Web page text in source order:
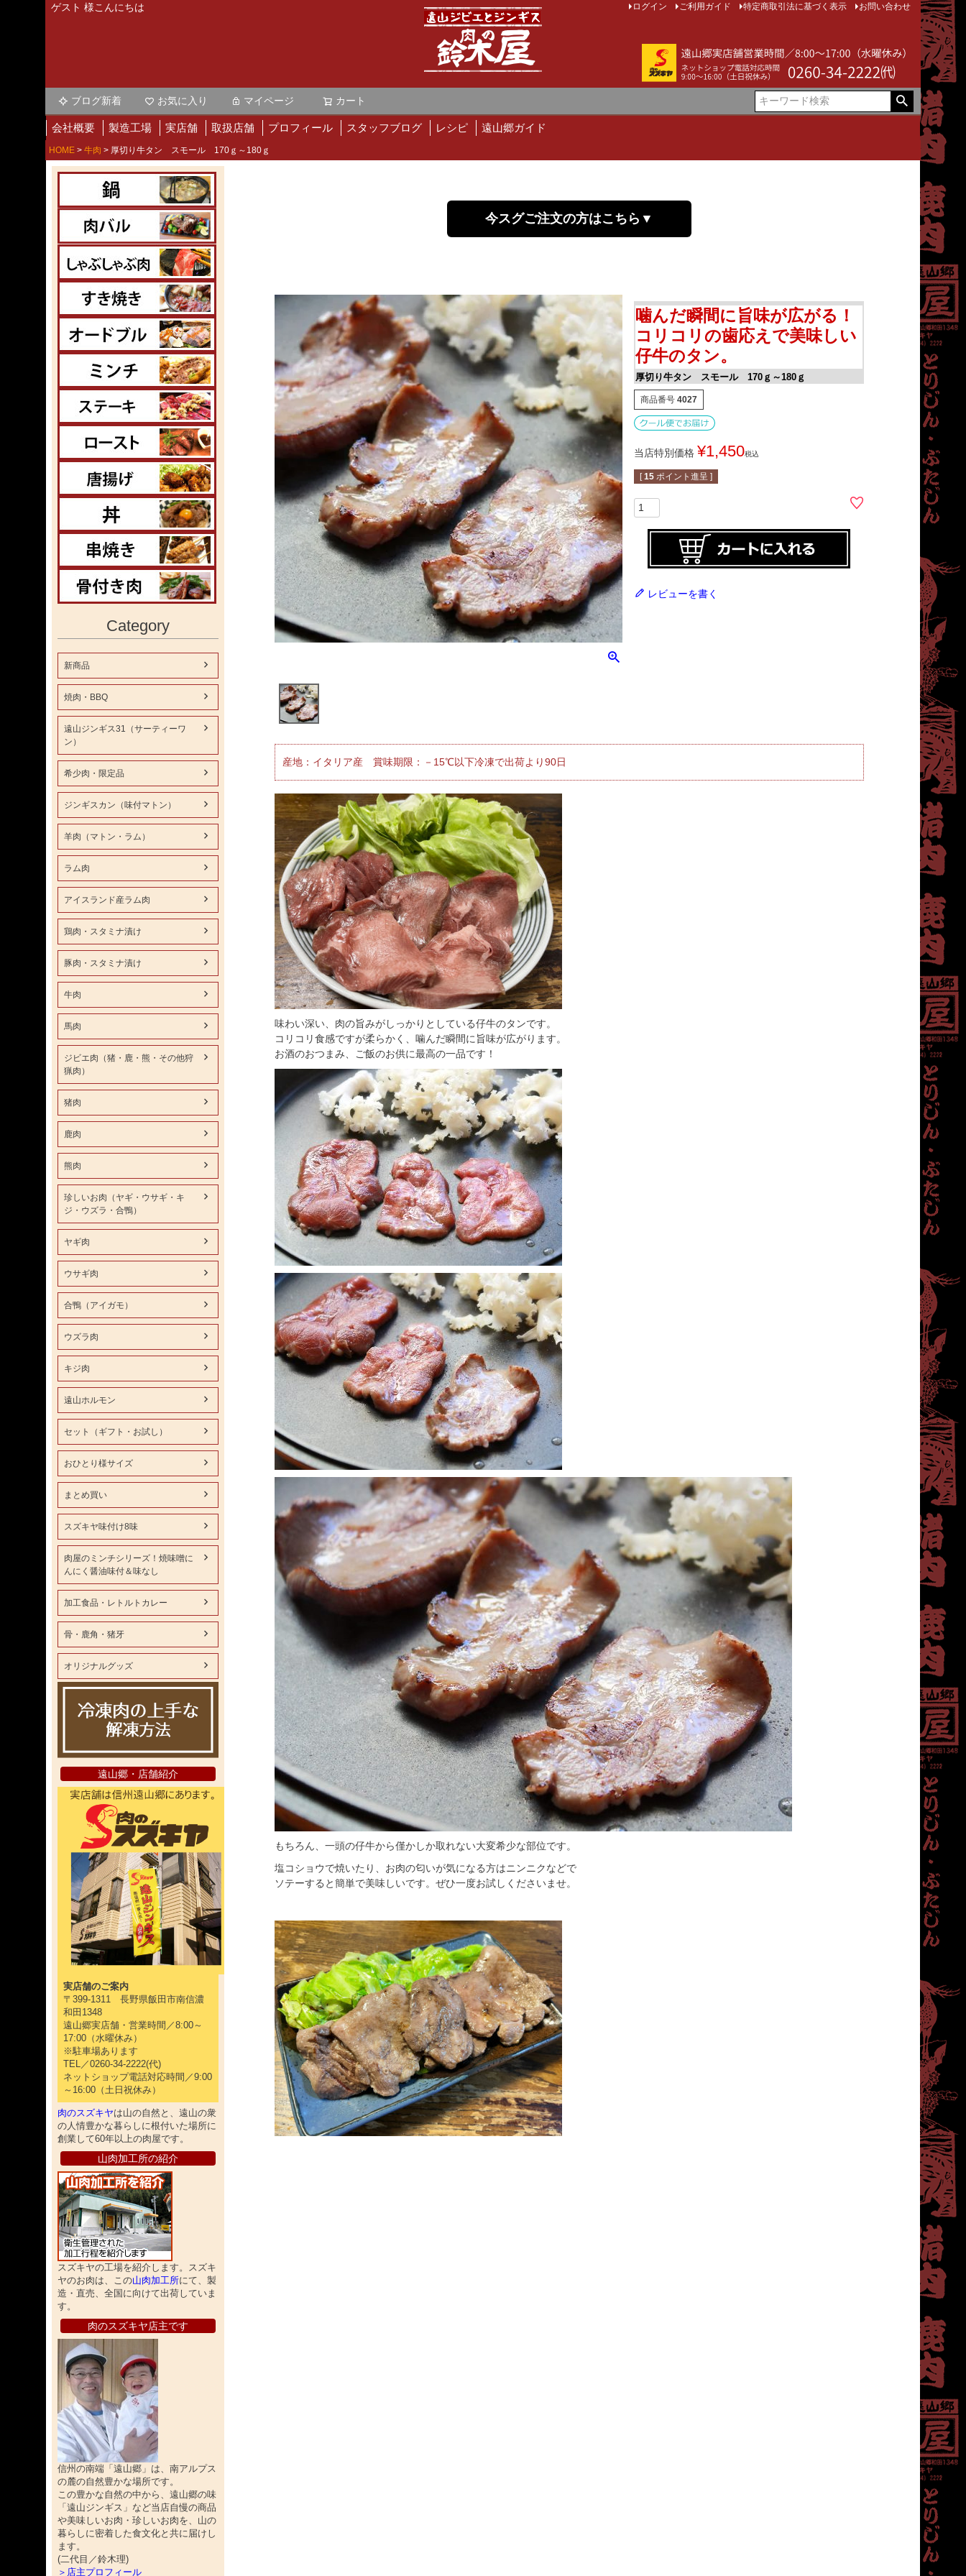
ゲスト 様こんにちは ログイン ご利用ガイド 特定商取引法に基づく表示 お問い合わせ
ブログ新着 お気に入り マイページ カート
会社概要 製造工場 実店舗 取扱店舗 プロフィール スタッフブログ レシピ 遠山郷ガイド
HOME 牛肉 厚切り牛タン スモール 170ｇ～180ｇ
Category
新商品
焼肉・BBQ
遠山ジンギス31（サーティーワ
ン）
希少肉・限定品
ジンギスカン（味付マトン）
羊肉（マトン・ラム）
ラム肉
アイスランド産ラム肉
鶏肉・スタミナ漬け
豚肉・スタミナ漬け
牛肉
馬肉
ジビエ肉（猪・鹿・熊・その他狩
猟肉）
猪肉
鹿肉
熊肉
珍しいお肉（ヤギ・ウサギ・キ
ジ・ウズラ・合鴨）
ヤギ肉
ウサギ肉
合鴨（アイガモ）
ウズラ肉
キジ肉
遠山ホルモン
セット（ギフト・お試し）
おひとり様サイズ
まとめ買い
スズキヤ味付け8味
肉屋のミンチシリーズ！焼味噌に
んにく醤油味付＆味なし
加工食品・レトルトカレー
骨・鹿角・猪牙
オリジナルグッズ
遠山郷・店舗紹介
実店舗のご案内
〒399-1311 長野県飯田市南信濃
和田1348
遠山郷実店舗・営業時間／8:00～
17:00（水曜休み）
※駐車場あります
TEL／0260-34-2222(代)
ネットショップ電話対応時間／9:00
～16:00（土日祝休み）
肉のスズキヤは山の自然と、遠山の衆
の人情豊かな暮らしに根付いた場所に
創業して60年以上の肉屋です。
山肉加工所の紹介
スズキヤの工場を紹介します。スズキ
ヤのお肉は、この山肉加工所にて、製
造・直売、全国に向けて出荷していま
す。
肉のスズキヤ店主です
信州の南端「遠山郷」は、南アルプス
の麓の自然豊かな場所です。
この豊かな自然の中から、遠山郷の味
「遠山ジンギス」など当店自慢の商品
や美味しいお肉・珍しいお肉を、山の
暮らしに密着した食文化と共に届けし
ます。
(二代目／鈴木理)
＞店主プロフィール
今スグご注文の方はこちら▼
噛んだ瞬間に旨味が広がる！
コリコリの歯応えで美味しい
仔牛のタン。
厚切り牛タン スモール 170ｇ～180ｇ
商品番号 4027
当店特別価格 ¥1,450税込
[ 15 ポイント進呈 ]
レビューを書く
産地：イタリア産 賞味期限：－15℃以下冷凍で出荷より90日
味わい深い、肉の旨みがしっかりとしている仔牛のタンです。
コリコリ食感ですが柔らかく、噛んだ瞬間に旨味が広がります。
お酒のおつまみ、ご飯のお供に最高の一品です！
もちろん、一頭の仔牛から僅かしか取れない大変希少な部位です。
塩コショウで焼いたり、お肉の匂いが気になる方はニンニクなどで
ソテーすると簡単で美味しいです。ぜひ一度お試しくださいませ。